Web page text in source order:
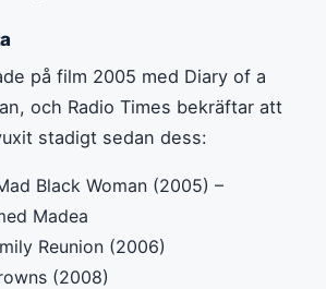
på film 2005 med Diary of a
och Radio Times bekräftar att
stadigt sedan dess:
Black Woman (2005) –
Madea
Reunion (2006)
(2008)